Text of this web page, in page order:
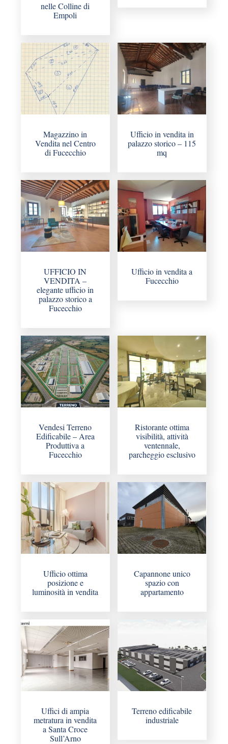
nelle Colline di
Empoli
Magazzino in
Vendita nel Centro
di Fucecchio
Ufficio in vendita in
palazzo storico – 115
mq
UFFICIO IN
VENDITA –
elegante ufficio in
palazzo storico a
Fucecchio
Ufficio in vendita a
Fucecchio
Vendesi Terreno
Edificabile – Area
Produttiva a
Fucecchio
Ristorante ottima
visibilità, attività
ventennale,
parcheggio esclusivo
Ufficio ottima
posizione e
luminosità in vendita
Capannone unico
spazio con
appartamento
Uffici di ampia
metratura in vendita
a Santa Croce
Sull’Arno
Terreno edificabile
industriale